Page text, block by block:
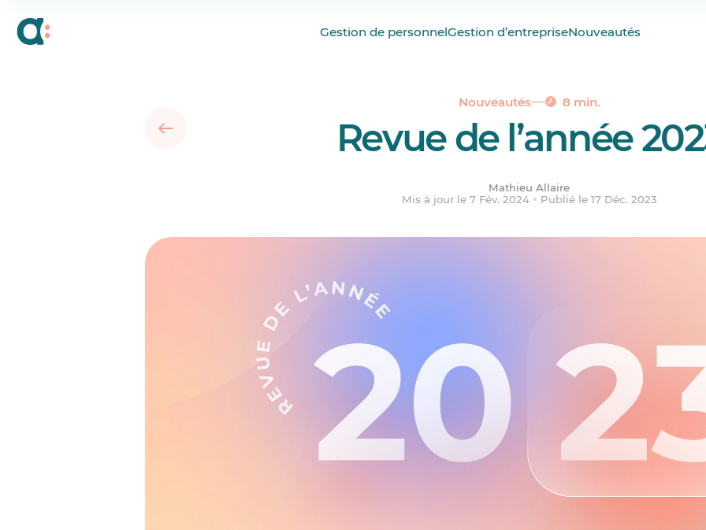
Gestion de personnelGestion d’entrepriseNouveautés
Nouveautés 8 min.
Revue de l’année
Mathieu Allaire
Mis à jour le 7 Fév. 2024
Publié le 17 Déc. 2023
Une croissance soutenue
Des itérations centrées sur les besoins de nos utilisateurs
Un produit en constante évolution
L’ingrédient incontournable de notre réussite : l’équipe
2024 : Ce qui nous attend